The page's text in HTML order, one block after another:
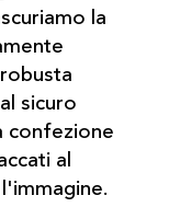
la
sicuro
confezione
al